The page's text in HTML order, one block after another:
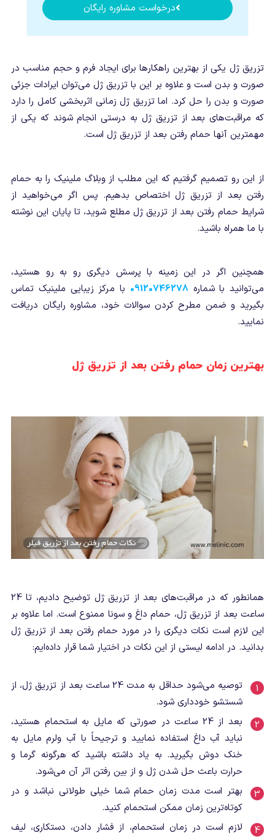
درخواست مشاوره رایگان
تزریق ژل یکی از بهترین راهکارها برای ایجاد فرم و حجم مناسب در
صورت و بدن است و علاوه بر این با تزریق ژل می‌توان ایرادات جزئی
صورت و بدن را حل کرد. اما تزریق ژل زمانی اثربخشی کامل را دارد
که مراقبت‌های بعد از تزریق ژل به درستی انجام شوند که یکی از
مهمترین آنها حمام رفتن بعد از تزریق ژل است.
از این رو تصمیم گرفتیم که این مطلب از وبلاگ ملینیک را به حمام
رفتن بعد از تزریق ژل اختصاص بدهیم. پس اگر می‌خواهید از
شرایط حمام رفتن بعد از تزریق ژل مطلع شوید، تا پایان این نوشته
با ما همراه باشید.
همچنین اگر در این زمینه با پرسش دیگری رو به رو هستید،
می‌توانید با شماره09120746278 با مرکز زیبایی ملینیک تماس
بگیرید و ضمن مطرح کردن سوالات خود، مشاوره رایگان دریافت
نمایید.
بهترین زمان حمام رفتن بعد از تزریق ژل
همانطور که در مراقبت‌های بعد از تزریق ژل توضیح دادیم، تا 24
ساعت بعد از تزریق ژل، حمام داغ و سونا ممنوع است. اما علاوه بر
این لازم است نکات دیگری را در مورد حمام رفتن بعد از تزریق ژل
بدانید. در ادامه لیستی از این نکات در اختیار شما قرار داده‌ایم:
توصیه می‌شود حداقل به مدت 24 ساعت بعد از تزریق ژل، از
شستشو خودداری شود.
بعد از 24 ساعت در صورتی که مایل به استحمام هستید،
نباید آب داغ استفاده نمایید و ترجیحاً با آب ولرم مایل به
خنک دوش بگیرید. به یاد داشته باشید که هرگونه گرما و
حرارت باعث حل شدن ژل و از بین رفتن اثر آن می‌شود.
بهتر است مدت زمان حمام شما خیلی طولانی نباشد و در
کوتاه‌ترین زمان ممکن استحمام کنید.
لازم است در زمان استحمام، از فشار دادن، دستکاری، لیف